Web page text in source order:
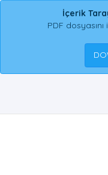
İçerik
PDF